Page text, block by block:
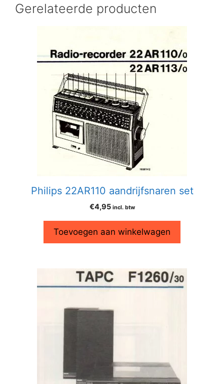
Gerelateerde producten
Philips 22AR110 aandrijfsnaren set
€4,95 incl. btw
Toevoegen aan winkelwagen